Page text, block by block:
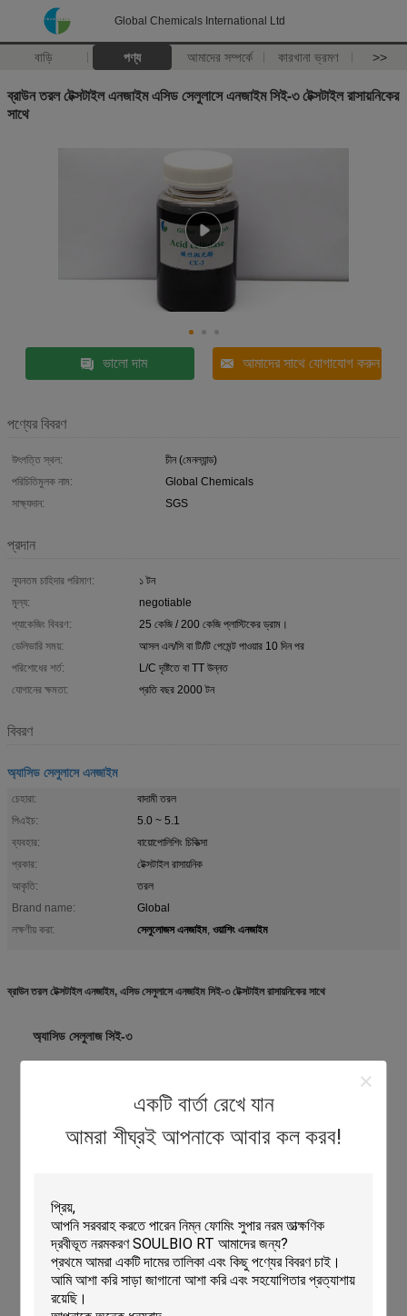
Global Chemicals International Ltd
বাড়ি পণ্য আমাদের সম্পর্কে কারখানা ভ্রমণ >>
একটি বার্তা রেখে যান
আমরা শীঘ্রই আপনাকে আবার কল করব!
ব্রাউন তরল টেক্সটাইল এনজাইম এসিড সেলুলাসে এনজাইম সিই-৩ টেক্সটাইল রাসায়নিকের
সাথে
ভালো দাম আমাদের সাথে যোগাযোগ করুন
পণ্যের বিবরণ
উৎপত্তি স্থল:
চীন (মেনল্যান্ড)
পরিচিতিমুলক নাম:
Global Chemicals
সাক্ষ্যদান:
SGS
প্রদান
ন্যূনতম চাহিদার পরিমাণ:
১ টন
মূল্য:
negotiable
প্যাকেজিং বিবরণ:
25 কেজি / 200 কেজি প্লাস্টিকের ড্রাম।
ডেলিভারি সময়:
আসল এল/সি বা টি/টি পেমেন্ট পাওয়ার 10 দিন পর
পরিশোধের শর্ত:
L/C দৃষ্টিতে বা TT উন্নত
যোগানের ক্ষমতা:
প্রতি বছর 2000 টন
বিবরণ
অ্যাসিড সেলুলাসে এনজাইম
চেহারা:
বাদামী তরল
পিএইচ:
5.0 ~ 5.1
ব্যবহার:
বায়োপোলিশিং চিকিত্সা
প্রকার:
টেক্সটাইল রাসায়নিক
আকৃতি:
তরল
Brand name:
Global
লক্ষণীয় করা:
সেলুলোজস এনজাইম, ওয়াশিং এনজাইম
ব্রাউন তরল টেক্সটাইল এনজাইম, এসিড সেলুলাসে এনজাইম সিই-৩ টেক্সটাইল রাসায়নিকের সাথে
অ্যাসিড সেলুলাজ সিই-৩
1. উচ্চ দক্ষতা, কম ওজন এবং শক্তি ক্ষতি;
2. চমৎকার ঘর্ষণ প্রভাব এবং প্রাণবন্ত বৈসাদৃশ্য সঙ্গে একটি পাথর ধুয়ে প্রভাব.
পরিচিতি